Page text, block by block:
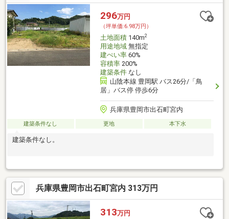
296万円
（坪単価:6.98万円）
土地面積140m2
用途地域無指定
建ぺい率60%
容積率200%
建築条件なし
山陰本線 豊岡駅 バス26分/「鳥
居」バス停 停歩6分
兵庫県豊岡市出石町宮内
建築条件なし 更地 本下水
建築条件なし。
兵庫県豊岡市出石町宮内 313万円
313万円